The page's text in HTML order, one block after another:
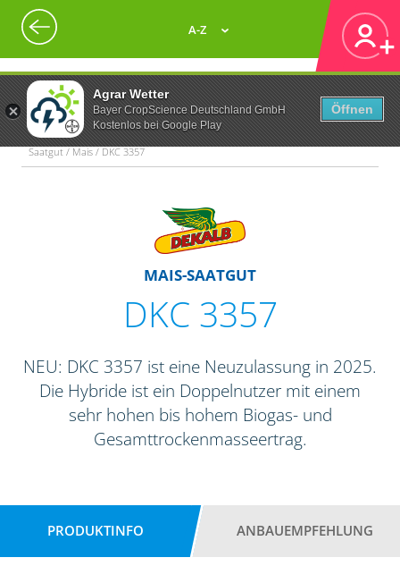
Agrar Wetter
Bayer CropScience Deutschland GmbH
Kostenlos bei Google Play
Öffnen
A-Z
Saatgut / Mais / DKC 3357
MAIS-SAATGUT
DKC 3357
NEU: DKC 3357 ist eine Neuzulassung in 2025.
Die Hybride ist ein Doppelnutzer mit einem
sehr hohen bis hohem Biogas- und
Gesamttrockenmasseertrag.
PRODUKTINFO ANBAUEMPFEHLUNG